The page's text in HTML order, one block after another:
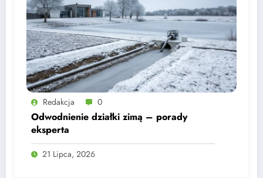
Redakcja 0
Odwodnienie działki zimą – porady
eksperta
21 Lipca, 2026